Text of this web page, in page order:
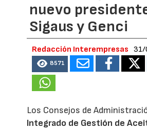
nuevo
Sigaus y Genci
Redacción Interempresas 31/
8571
Los Consejos de
Integrado de Gestión de